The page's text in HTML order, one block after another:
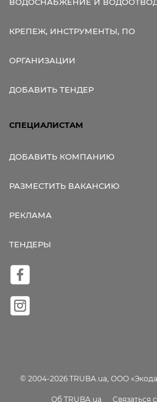
КРЕПЕЖ, ИНСТРУМЕНТЫ, ПО
ОРГАНИЗАЦИИ
ДОБАВИТЬ ТЕНДЕР
СПЕЦИАЛИСТАМ
ДОБАВИТЬ КОМПАНИЮ
РАЗМЕСТИТЬ ВАКАНСИЮ
РЕКЛАМА
ТЕНДЕРЫ
© 2004-2026 TRUBA.ua, ООО
Об TRUBA.ua Связаться